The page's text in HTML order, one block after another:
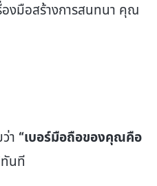
องมือสร้างการสนทนา คุณ
า “เบอร์มือถือของคุณคือ
นที